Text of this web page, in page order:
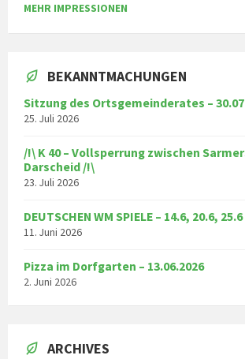
MEHR IMPRESSIONEN
BEKANNTMACHUNGEN
Sitzung des Ortsgemeinderates –
25. Juli 2026
/!\ K 40 – Vollsperrung zwischen
Darscheid /!\
23. Juli 2026
DEUTSCHEN WM SPIELE – 14.6, 20.6, 25.6
11. Juni 2026
Pizza im Dorfgarten – 13.06.2026
2. Juni 2026
ARCHIVES